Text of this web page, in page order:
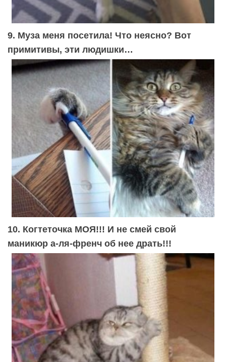
9. Муза меня посетила! Что неясно? Вот
примитивы, эти людишки…
10. Когтеточка МОЯ!!! И не смей свой
маникюр а-ля-френч об нее драть!!!